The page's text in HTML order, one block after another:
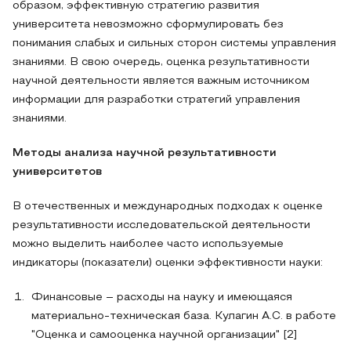
образом, эффективную стратегию развития
университета невозможно сформулировать без
понимания слабых и сильных сторон системы управления
знаниями. В свою очередь, оценка результативности
научной деятельности является важным источником
информации для разработки стратегий управления
знаниями.
Методы анализа научной результативности
университетов
В отечественных и международных подходах к оценке
результативности исследовательской деятельности
можно выделить наиболее часто используемые
индикаторы (показатели) оценки эффективности науки:
Финансовые – расходы на науку и имеющаяся
материально-техническая база. Кулагин А.С. в работе
"Оценка и самооценка научной организации" [2]